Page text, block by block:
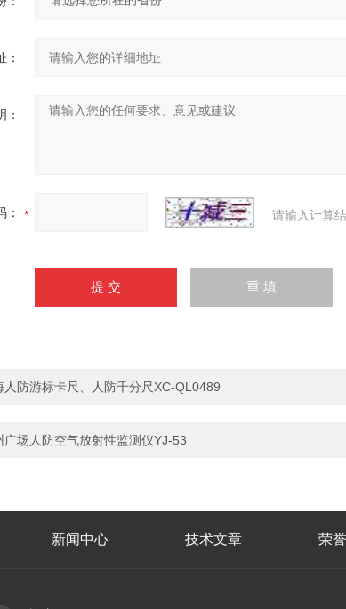
：
：
： 请输入计算
人防游标卡尺、人防千分尺XC-QL0489
广场人防空气放射性监测仪YJ-53
新闻中心 技术文章 荣